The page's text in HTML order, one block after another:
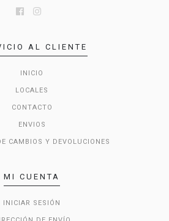
AL CLIENTE
INICIO
LOCALES
CONTACTO
ENVIOS
CAMBIOS Y DEVOLUCIONES
MI CUENTA
INICIAR SESIÓN